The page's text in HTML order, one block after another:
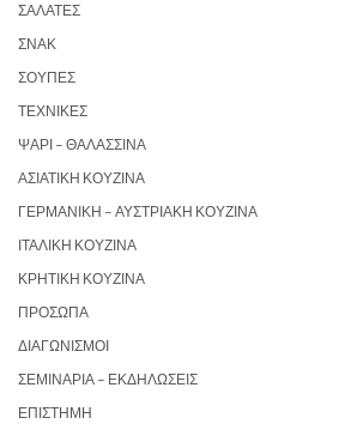
ΣΑΛΆΤΕΣ
ΣΝΑΚ
ΣΟΎΠΕΣ
ΤΕΧΝΙΚΈΣ
ΨΆΡΙ – ΘΑΛΑΣΣΙΝΆ
ΑΣΙΑΤΙΚΉ ΚΟΥΖΊΝΑ
ΓΕΡΜΑΝΙΚΉ – ΑΥΣΤΡΙΑΚΉ ΚΟΥΖΊΝΑ
ΙΤΑΛΙΚΉ ΚΟΥΖΊΝΑ
ΚΡΗΤΙΚΉ ΚΟΥΖΊΝΑ
ΠΡΌΣΩΠΑ
ΔΙΑΓΩΝΙΣΜΟΊ
ΣΕΜΙΝΆΡΙΑ – ΕΚΔΗΛΏΣΕΙΣ
ΕΠΙΣΤΉΜΗ